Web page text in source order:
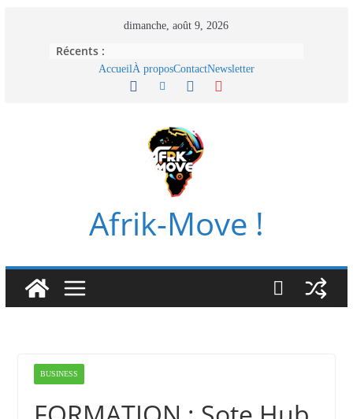
dimanche, août 9, 2026
Récents :
AccueilÀ proposContactNewsletter
Afrik-Move !
BUSINESS